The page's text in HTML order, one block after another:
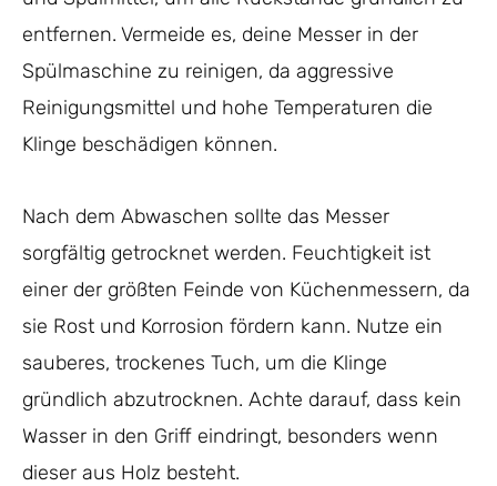
entfernen. Vermeide es, deine Messer in der
Spülmaschine zu reinigen, da aggressive
Reinigungsmittel und hohe Temperaturen die
Klinge beschädigen können.
Nach dem Abwaschen sollte das Messer
sorgfältig getrocknet werden. Feuchtigkeit ist
einer der größten Feinde von Küchenmessern, da
sie Rost und Korrosion fördern kann. Nutze ein
sauberes, trockenes Tuch, um die Klinge
gründlich abzutrocknen. Achte darauf, dass kein
Wasser in den Griff eindringt, besonders wenn
dieser aus Holz besteht.